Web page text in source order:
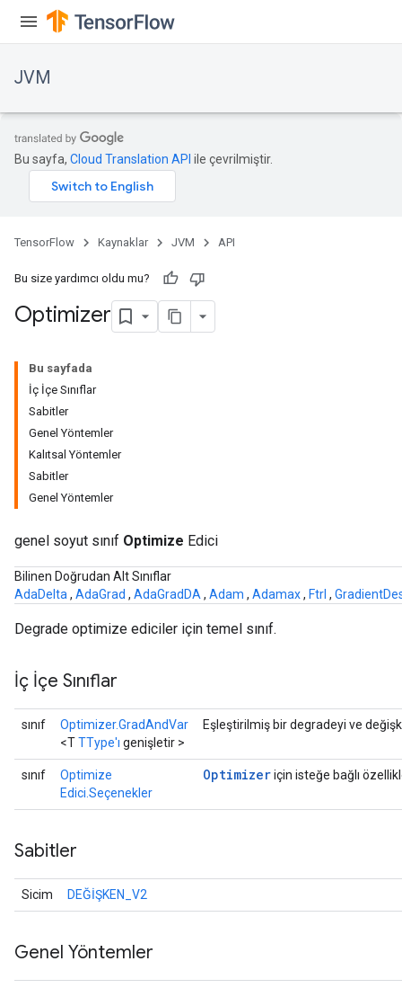
JVM
Bu sayfa, Cloud Translation API ile çevrilmiştir.
TensorFlow Kaynaklar JVM API
Bu size yardımcı oldu mu?
Optimizer
Bu sayfada
İç İçe Sınıflar
Sabitler
Genel Yöntemler
Kalıtsal Yöntemler
Sabitler
Genel Yöntemler
genel soyut sınıf Optimize Edici
Bilinen Doğrudan Alt Sınıflar
AdaDelta , AdaGrad , AdaGradDA , Adam , Adamax, Ftrl ,
Degrade optimize ediciler için temel sınıf.
İç İçe Sınıflar
sınıf
Optimizer.GradAndVar
<TTType'ı genişletir >
Eşleştirilmiş bir degradeyi ve
sınıf
Optimize
Edici.Seçenekler
Optimizeriçin isteğe bağlı
Sabitler
Sicim DEĞİŞKEN_V2
Genel Yöntemler